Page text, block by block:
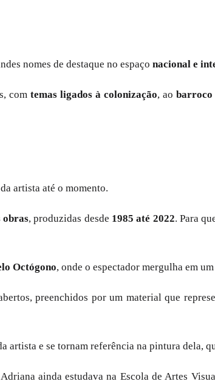
nomes de destaque no espaço nacional e
com temas ligados à colonização, ao barroco
artista até o momento.
obras, produzidas desde 1985 até 2022. Para
Octógono, onde o espectador mergulha em
preenchidos por um material que
e se tornam referência na pintura dela,
ainda estudava na Escola de Artes